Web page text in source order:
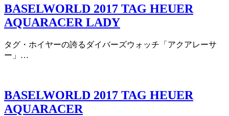
BASELWORLD 2017 TAG HEUER
AQUARACER LADY
タグ・ホイヤーの誇るダイバーズウォッチ「アクアレーサ
ー」…
BASELWORLD 2017 TAG HEUER
AQUARACER